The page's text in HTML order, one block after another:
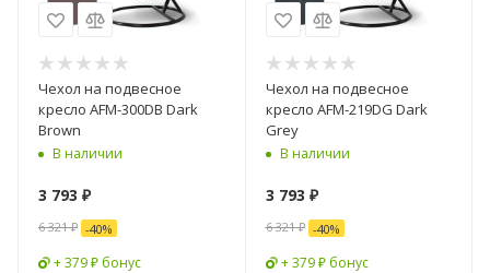
Чехол на подвесное
кресло AFM-300DB Dark
Brown
В наличии
3 793 ₽
6 321₽ -40%
+ 379 ₽ бонус
Чехол на подвесное
кресло AFM-219DG Dark
Grey
В наличии
3 793 ₽
6 321₽ -40%
+ 379 ₽ бонус